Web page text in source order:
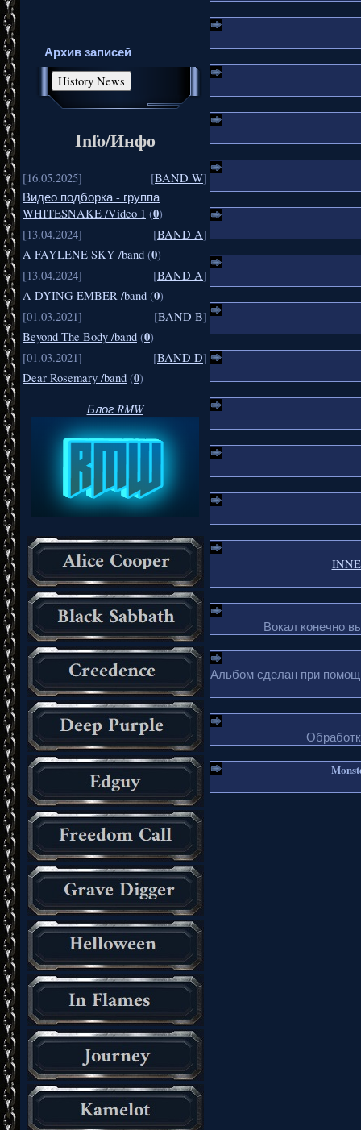
Архив записей
Info/Инфо
[16.05.2025] [BAND W]
Видео подборка - группа
WHITESNAKE /Video 1 (0)
[13.04.2024]
[BAND A]
A FAYLENE SKY /band (0)
[13.04.2024]
[BAND A]
A DYING EMBER /band (0)
[01.03.2021]
[BAND B]
Beyond The Body /band (0)
[01.03.2021]
[BAND D]
Dear Rosemary /band (0)
Блог RMW
Вокал конечно
Альбом сделан при